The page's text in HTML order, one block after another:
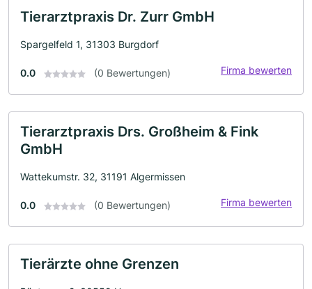
Tierarztpraxis Dr. Zurr GmbH
Spargelfeld 1, 31303 Burgdorf
0.0 (0 Bewertungen) Firma bewerten
Tierarztpraxis Drs. Großheim & Fink
GmbH
Wattekumstr. 32, 31191 Algermissen
0.0 (0 Bewertungen) Firma bewerten
Tierärzte ohne Grenzen